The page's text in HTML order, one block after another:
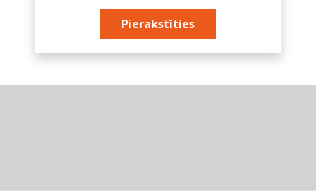
Pierakstīties